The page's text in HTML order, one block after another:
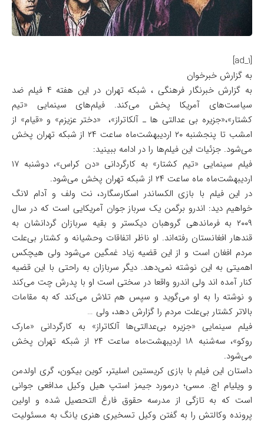
[ad_1]
به گزارش خبرخوان
به گزارش خبرنگار فرهنگی ، شبکه تهران در این هفته ۴ فیلم ضد
سیاست‌های آمریکا پخش می‌کند. فیلم‌های سینمایی «تیم
کشتار»،«جزیره بی عدالتی ها ـ آلکاتراز»، «دختر عزیزم» و «قیام» از
امشب تا پنجشنبه ۲۰ اردیبهشت‌ماه ساعت ۲۴ از شبکه تهران پخش
می‌شود. جزئیات این فیلم‌ها را در ادامه ببینید:
فیلم سینمایی «تیم کشتار» به کارگردانی «دن کراس»، دوشنبه ۱۷
اردیبهشت‌ماه ماه ساعت ۲۴ از شبکه تهران پخش می‌شود.
در این فیلم با بازی الکساندر اسکارسگارد، نت ولف و آدام لانگ
خواهیم دید: اندرو برگمن یک سرباز جوان آمریکایی است که در سال
۲۰۰۹ به فرماندهی گروهبان دیکستر و بقیه سربازان گردانشان به
قندهار افغانستان رفته‌اند. او ناظر اتفاقات وحشیانه و کشتار بی‌علت
مردم افغان است و از این قضیه زیاد غمگین می‌شود ولی هیچکس
اهمیتی به این نوشته نمی‌دهد. دیگر سربازان به راحتی با این قضیه
کنار آمده اند ولی اندرو واقعا در سختی است او با پدرش چت می‌کند
و نوشته را به او می‌گوید و سپس هم تلاش می‌کند که به مقامات
بالاتر کشتار بی‌علت مردم را گزارش دهد، ولی …
فیلم سینمایی «جزیره بی‌عدالتی‌ها آلکاتراز» به کارگردانی «مارک
روکو»، سه‌شنبه ۱۸ اردیبهشت‌ماه ساعت ۲۴ از شبکه تهران پخش
می‌شود.
داستان این فیلم با بازی کریستین اسلیتر، کوین بیکون، گری اولدمن
و ویلیام اچ. مسی؛ درمورد جیمز استپ هیل وکیل مدافعی جوانی
است که به تازگی از مدرسه حقوق فارغ التحصیل شده و اولین
پرونده وکالتش را به گفتن وکیل تسخیری هنری یانگ به مسئولیت